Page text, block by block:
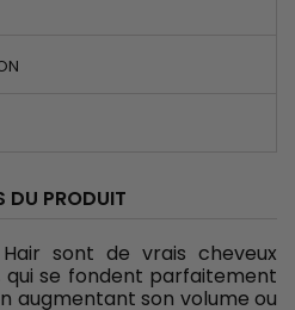
DU PRODUIT
sont de vrais cheveux
qui se fondent parfaitement
augmentant son volume ou